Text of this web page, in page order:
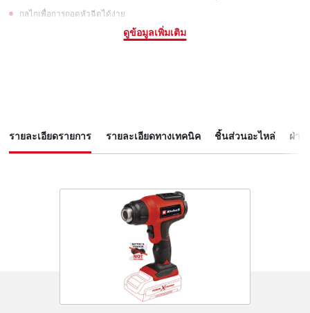
กลไกเพื่อการถอดหัวฉีดได้ง่าย
ดูข้อมูลเพิ่มเติม
รายละเอียดรายการ รายละเอียดทางเทคนิค ชิ้นส่วนอะไหล่ ฝ่าย